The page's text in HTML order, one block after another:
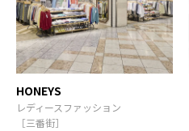
HONEYS
レディースファッション
［三番街］